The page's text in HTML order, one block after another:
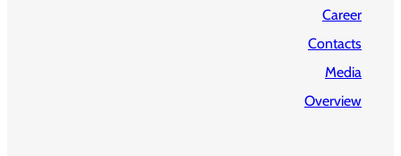
Career
Contacts
Media
Overview